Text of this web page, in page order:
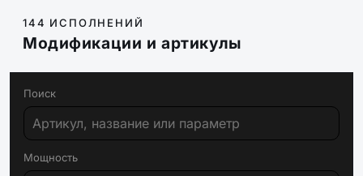
144 ИСПОЛНЕНИЙ
Модификации и артикулы
Поиск
Мощность